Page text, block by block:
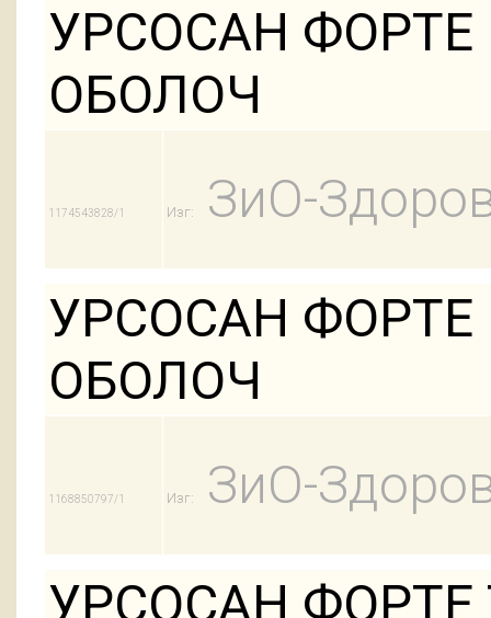
УРСОСАН ФОРТЕ
ОБОЛОЧ
1174543828/1 Изг:
ЗиО-
УРСОСАН ФОРТЕ
ОБОЛОЧ
1168850797/1 Изг:
ЗиО-
УРСОСАН ФОРТЕ